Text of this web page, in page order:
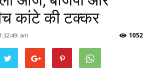
कांटे की टक्कर
am 1052